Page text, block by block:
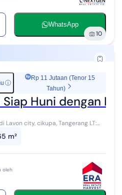
WhatsApp
10
ⓘ
Rp 11 Jutaan (Tenor 15
Tahun)
Huni dengan
Semi Furnished Hadap: timur
m²
oleh